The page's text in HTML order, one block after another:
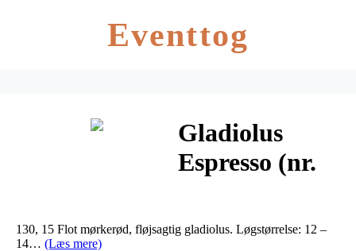
Eventtog
Gladiolus
Espresso (nr.
Gladiolus
130, 15 Flot mørkerød, fløjsagtig gladiolus. Løgstørrelse: 12 –
14… (Læs mere)